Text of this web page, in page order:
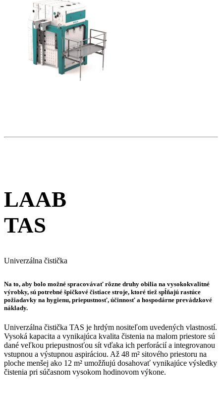
LAAB
TAS
Univerzálna čistička
Na to, aby bolo možné spracovávať rôzne druhy obilia na vysokokvalitné
výrobky, sú potrebné špičkové čistiace stroje, ktoré tiež spĺňajú rastúce
požiadavky na hygienu, priepustnosť, účinnosť a hospodárne prevádzkové
náklady.
Univerzálna čistička TAS je hrdým nositeľom uvedených vlastností.
Vysoká kapacita a vynikajúca kvalita čistenia na malom priestore sú
dané veľkou priepustnosťou sít vďaka ich perforácií a integrovanou
vstupnou a výstupnou aspiráciou. Až 48 m² sitového priestoru na
ploche menšej ako 12 m² umožňujú dosahovať vynikajúce výsledky
čistenia pri súčasnom vysokom hodinovom výkone.